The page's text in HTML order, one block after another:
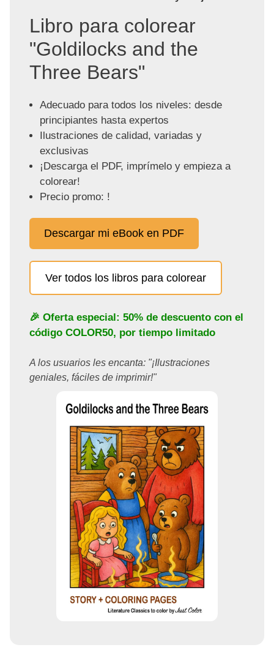
Libro para colorear
"Goldilocks and the
Three Bears"
Adecuado para todos los niveles: desde
principiantes hasta expertos
Ilustraciones de calidad, variadas y
exclusivas
¡Descarga el PDF, imprímelo y empieza a
colorear!
Precio promo: !
Descargar mi eBook en PDF
Ver todos los libros para colorear
🎉 Oferta especial: 50% de descuento con el
código COLOR50, por tiempo limitado
A los usuarios les encanta: "¡Ilustraciones
geniales, fáciles de imprimir!"